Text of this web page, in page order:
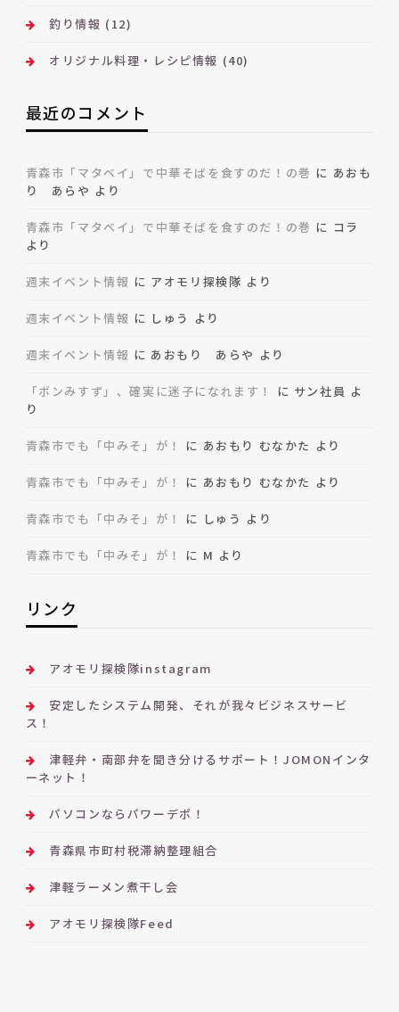
釣り情報 (12)
オリジナル料理・レシピ情報 (40)
最近のコメント
青森市「マタベイ」で中華そばを食すのだ！の巻 に あおも
り あらや より
青森市「マタベイ」で中華そばを食すのだ！の巻 に コラ
より
週末イベント情報 に アオモリ探検隊 より
週末イベント情報 に しゅう より
週末イベント情報 に あおもり あらや より
「ボンみすず」、確実に迷子になれます！ に サン社員 よ
り
青森市でも「中みそ」が！ に あおもり むなかた より
青森市でも「中みそ」が！ に あおもり むなかた より
青森市でも「中みそ」が！ に しゅう より
青森市でも「中みそ」が！ に M より
リンク
アオモリ探検隊instagram
安定したシステム開発、それが我々ビジネスサービ
ス！
津軽弁・南部弁を聞き分けるサポート！JOMONインタ
ーネット！
パソコンならパワーデポ！
青森県市町村税滞納整理組合
津軽ラーメン煮干し会
アオモリ探検隊Feed